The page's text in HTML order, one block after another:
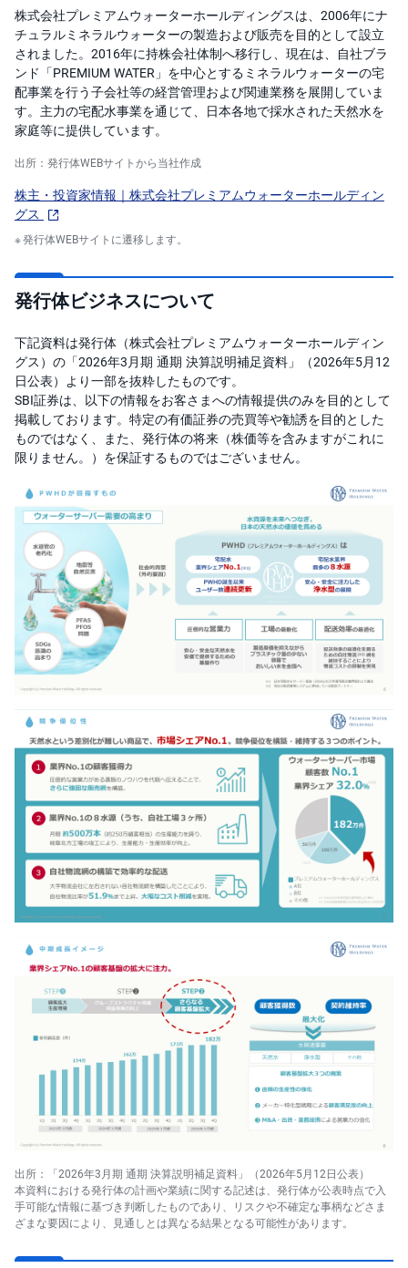
株式会社プレミアムウォーターホールディングスは、2006年にナ
チュラルミネラルウォーターの製造および販売を目的として設立
されました。2016年に持株会社体制へ移行し、現在は、自社ブラ
ンド「PREMIUM WATER」を中心とするミネラルウォーターの宅
配事業を行う子会社等の経営管理および関連業務を展開していま
す。主力の宅配水事業を通じて、日本各地で採水された天然水を
家庭等に提供しています。
出所：発行体WEBサイトから当社作成
株主・投資家情報｜株式会社プレミアムウォーターホールディン
グス
発行体WEBサイトに遷移します。
発行体ビジネスについて
下記資料は発行体（株式会社プレミアムウォーターホールディン
グス）の「2026年3月期 通期 決算説明補足資料」（2026年5月12
日公表）より一部を抜粋したものです。
SBI証券は、以下の情報をお客さまへの情報提供のみを目的として
掲載しております。特定の有価証券の売買等や勧誘を目的とした
ものではなく、また、発行体の将来（株価等を含みますがこれに
限りません。）を保証するものではございません。
出所：「2026年3月期 通期 決算説明補足資料」（2026年5月12日公表）
本資料における発行体の計画や業績に関する記述は、発行体が公表時点で入
手可能な情報に基づき判断したものであり、リスクや不確定な事柄などさま
ざまな要因により、見通しとは異なる結果となる可能性があります。